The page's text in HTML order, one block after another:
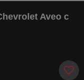
Aveo с